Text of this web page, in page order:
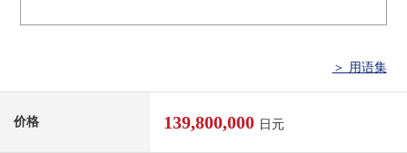
＞ 用语集
价格 139,800,000 日元